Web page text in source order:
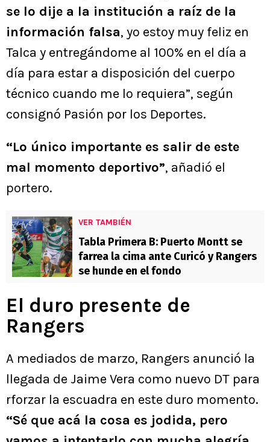
se lo dije a la institución a raíz de la
información falsa, yo estoy muy feliz en
Talca y entregándome al 100% en el día a
día para estar a disposición del cuerpo
técnico cuando me lo requiera”, según
consignó Pasión por los Deportes.
“Lo único importante es salir de este
mal momento deportivo”, añadió el
portero.
VER TAMBIÉN
Tabla Primera B: Puerto Montt se
farrea la cima ante Curicó y Rangers
se hunde en el fondo
El duro presente de
Rangers
A mediados de marzo, Rangers anunció la
llegada de Jaime Vera como nuevo DT para
rforzar la escuadra en este duro momento.
“Sé que acá la cosa es jodida, pero